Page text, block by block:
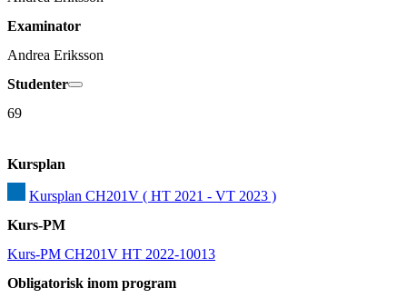
Examinator
Andrea Eriksson
Studenter
69
Kursplan
Kursplan CH201V ( HT 2021 - VT 2023 )
Kurs-PM
Kurs-PM CH201V HT 2022-10013
Obligatorisk inom program